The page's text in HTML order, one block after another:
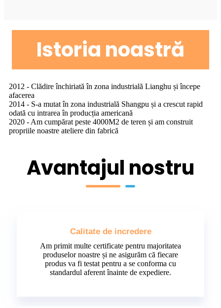
Istoria noastră
2012 - Clădire închiriată în zona industrială Lianghu și începe
afacerea
2014 - S-a mutat în zona industrială Shangpu și a crescut rapid
odată cu intrarea în producția americană
2020 - Am cumpărat peste 4000M2 de teren și am construit
propriile noastre ateliere din fabrică
Avantajul nostru
Calitate de incredere
Am primit multe certificate pentru majoritatea
produselor noastre și ne asigurăm că fiecare
produs va fi testat pentru a se conforma cu
standardul aferent înainte de expediere.